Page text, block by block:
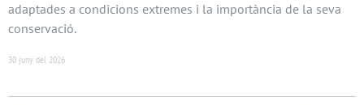
adaptades a condicions extremes i la importància de la seva
conservació.
30 juny del 2026